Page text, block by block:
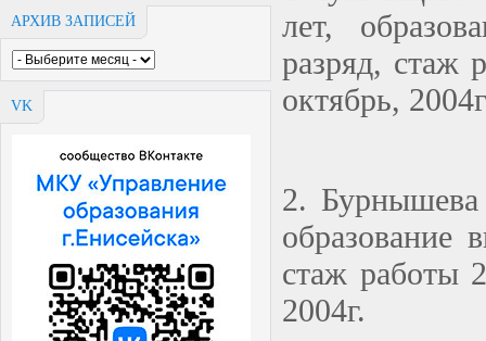
АРХИВ ЗАПИСЕЙ
VK
лет,
разряд, стаж
октябрь, 2004г
2.
образование
стаж работы
2004г.